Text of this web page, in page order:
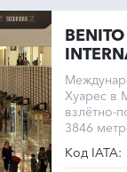
Хуарес в
взлётно-
3846
Код IATA: